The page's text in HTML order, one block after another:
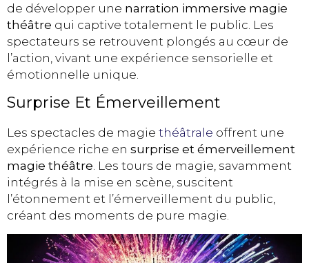
de développer une narration immersive magie
théâtre qui captive totalement le public. Les
spectateurs se retrouvent plongés au cœur de
l’action, vivant une expérience sensorielle et
émotionnelle unique.
Surprise Et Émerveillement
Les spectacles de magie théâtrale offrent une
expérience riche en surprise et émerveillement
magie théâtre. Les tours de magie, savamment
intégrés à la mise en scène, suscitent
l’étonnement et l’émerveillement du public,
créant des moments de pure magie.